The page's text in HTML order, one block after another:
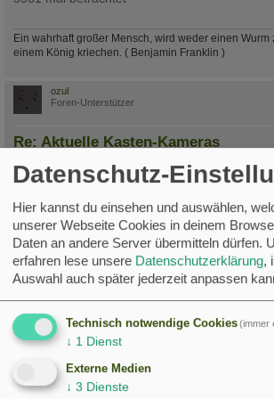
Ein wahrhaft großer Mensch, wird weder einen Wurm
einem König kriechen. ( Benjamin Franklin )
ozul
Foren-Unterstützer
Re: Aktuelle Kasten-Kameras
e
i
r
g
Hallo Marysue,
ich denke, dass Du dieselbe App benutz wie
Die gibt es in drei verschiedenen
Lite, Basic und Pro. Alle sind von Robert Chou
App auszuprobieren.
VG, Olaf
Marysue
Datenschutz-
Hier kannst du einsehen und auswählen,
unserer Webseite Cookies in deinem
Daten an andere Server übermitteln dürfen.
erfahren lese unsere Datenschutzerklärung,
Auswahl auch später jederzeit anpassen
Technisch notwendige Cookies(immer
↓ 1 Dienst
Externe Medien
↓ 3 Dienste